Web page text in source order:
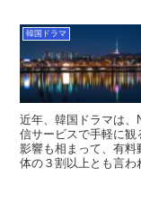
韓国ドラマ
近年、韓国ドラマは
信サービスで手軽に
影響も相まって、有
体の３割以上とも言わ